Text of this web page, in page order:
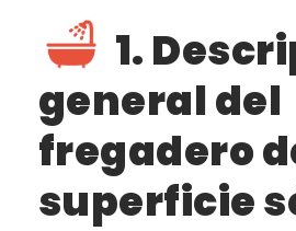
1.
general del
fregadero
superficie